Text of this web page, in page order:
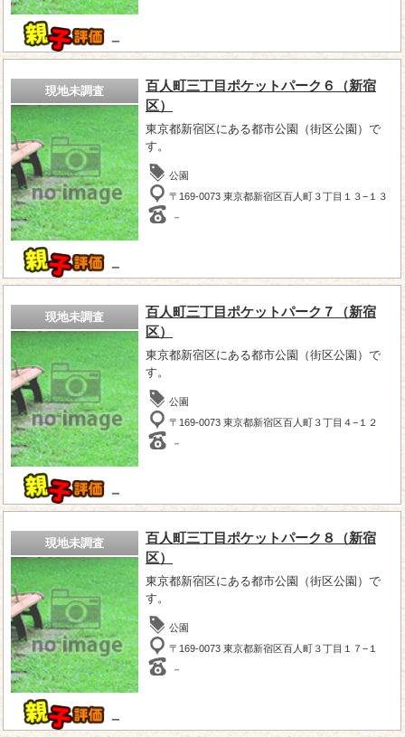
－
現地未調査
－
百人町三丁目ポケットパーク６（新宿
区）
東京都新宿区にある都市公園（街区公園）で
す。
公園
〒169-0073 東京都新宿区百人町３丁目１３−１３
－
現地未調査
－
百人町三丁目ポケットパーク７（新宿
区）
東京都新宿区にある都市公園（街区公園）で
す。
公園
〒169-0073 東京都新宿区百人町３丁目４−１２
－
現地未調査
－
百人町三丁目ポケットパーク８（新宿
区）
東京都新宿区にある都市公園（街区公園）で
す。
公園
〒169-0073 東京都新宿区百人町３丁目１７−１
－